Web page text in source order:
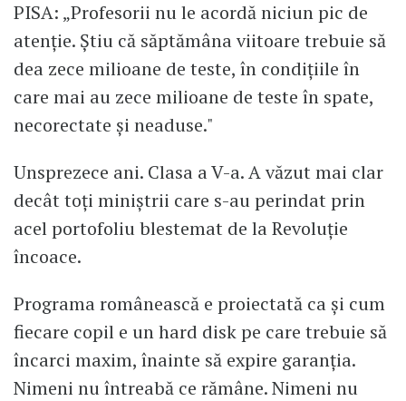
PISA: „Profesorii nu le acordă niciun pic de
atenție. Știu că săptămâna viitoare trebuie să
dea zece milioane de teste, în condițiile în
care mai au zece milioane de teste în spate,
necorectate și neaduse."
Unsprezece ani. Clasa a V-a. A văzut mai clar
decât toți miniștrii care s-au perindat prin
acel portofoliu blestemat de la Revoluție
încoace.
Programa românească e proiectată ca și cum
fiecare copil e un hard disk pe care trebuie să
încarci maxim, înainte să expire garanția.
Nimeni nu întreabă ce rămâne. Nimeni nu